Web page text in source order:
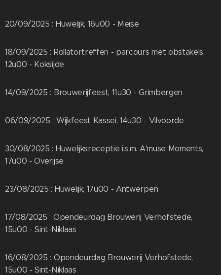
20/09/2025 : Huwelijk, 16u00 - Meise
18/09/2025 : Rollatortreffen - parcours met obstakels,
12u00 - Koksijde
14/09/2025 : Brouwerijfeest, 11u30 - Grimbergen
06/09/2025 : Wijkfeest Kassei, 14u30 - Vilvoorde
30/08/2025 : Huwelijksreceptie i.s.m. A'muse Moments,
17u00 - Overijse
23/08/2025 : Huwelijk, 17u00 - Antwerpen
17/08/2025 : Opendeurdag Brouwerij Verhofstede,
15u00 - Sint-Niklaas
16/08/2025 : Opendeurdag Brouwerij Verhofstede,
15u00 - Sint-Niklaas